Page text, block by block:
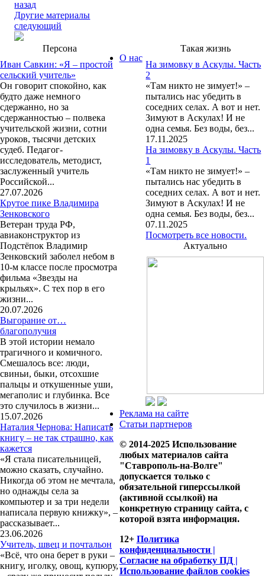
назад
Другие материалы
следующий
Персона
Иван Савкин: «Я – простой
сельский учитель»
Он говорит спокойно, как
будто даже немного
сдержанно, но за
сдержанностью – полвека
учительской жизни, сотни
уроков, тысячи детских
судеб. Педагог-
исследователь, методист,
заслуженный учитель
Российской...
27.07.2026
Крутое пике Владимира
Зенковского
Ветеран труда РФ,
авиаконструктор из
Подстёпок Владимир
Зенковский заболел небом в
10-м классе после просмотра
фильма «Звезды на
крыльях». С тех пор в его
жизни...
20.07.2026
Выгорание от…
благополучия
В этой истории немало
трагичного и комичного.
Смешалось все: люди,
свиньи, быки, отсохшие
пальцы и откушенные уши,
мегаполис и глубинка. Все
это случилось в жизни...
15.07.2026
Наталия Чернова: Написать
книгу – не так страшно, как
кажется
«Я стала писательницей,
можно сказать, случайно.
Никогда об этом не мечтала,
но однажды села за
компьютер и за три недели
написала первую книжку», –
рассказывает...
23.06.2026
Учитель, швец и почтальон
«Всё, что она берет в руки –
книгу, иголку, овощ, купюру,
Такая жизнь
На зимовку в Аскулы. Часть
2
«Там никто не зимует!» –
пытались нас убедить в
соседних селах. А вот и нет.
Зимуют в Аскулах! И не
одна семья. Без воды, без...
17.11.2025
На зимовку в Аскулы. Часть
1
«Там никто не зимует!» –
пытались нас убедить в
соседних селах. А вот и нет.
Зимуют в Аскулах! И не
одна семья. Без воды, без...
07.11.2025
Посмотреть все новости.
Актуально
О нас
Реклама на сайте
Статьи партнеров
© 2014-2025 Использование
любых материалов сайта
"Ставрополь-на-Волге"
допускается только с
обязательной гиперссылкой
(активной ссылкой) на
конкретную страницу сайта, с
которой взята информация.
12+ Политика
конфиденциальности |
Согласие на обработку ПД |
Использование файлов cookies